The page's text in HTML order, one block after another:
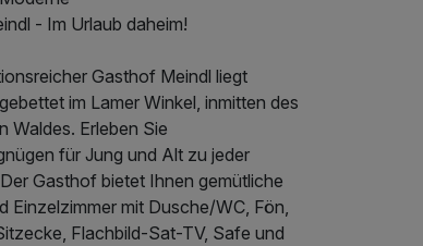
- Im Urlaub daheim!
Gasthof Meindl liegt
im Lamer Winkel, inmitten des
Waldes. Erleben Sie
für Jung und Alt zu jeder
Der Gasthof bietet Ihnen gemütliche
Einzelzimmer mit Dusche/WC, Fön,
Flachbild-Sat-TV, Safe und